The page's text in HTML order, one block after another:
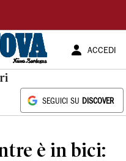
ACCEDI
SEGUICI SU DISCOVER
è in bici: